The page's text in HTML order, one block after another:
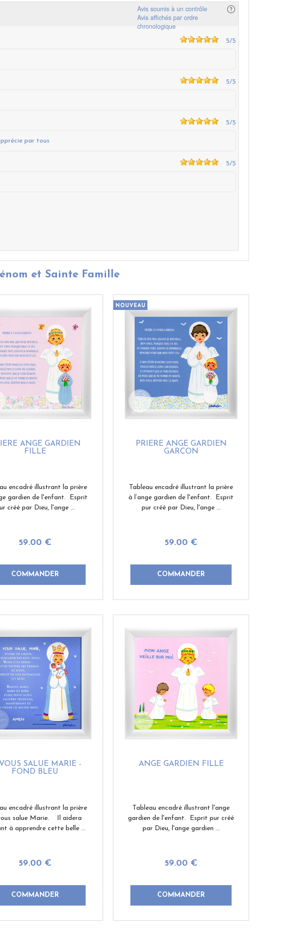
Avis soumis à un contrôle
Avis affichés par ordre
chronologique
5/5
5/5
5/5
par tous
5/5
et Sainte Famille
ANGE GARDIEN
FILLE
59.00 €
encadré illustrant la prière
gardien de l'enfant. Esprit
créé par Dieu, l'ange ...
PRIÈRE ANGE GARDIEN
GARÇON
59.00 €
Tableau encadré illustrant la prière
à l’ange gardien de l'enfant. Esprit
pur créé par Dieu, l'ange ...
SALUE MARIE -
FOND BLEU
59.00 €
encadré illustrant la prière
salue Marie. Il aidera
à apprendre cette belle ...
ANGE GARDIEN FILLE
59.00 €
Tableau encadré illustrant l'ange
gardien de l'enfant. Esprit pur créé
par Dieu, l'ange gardien ...